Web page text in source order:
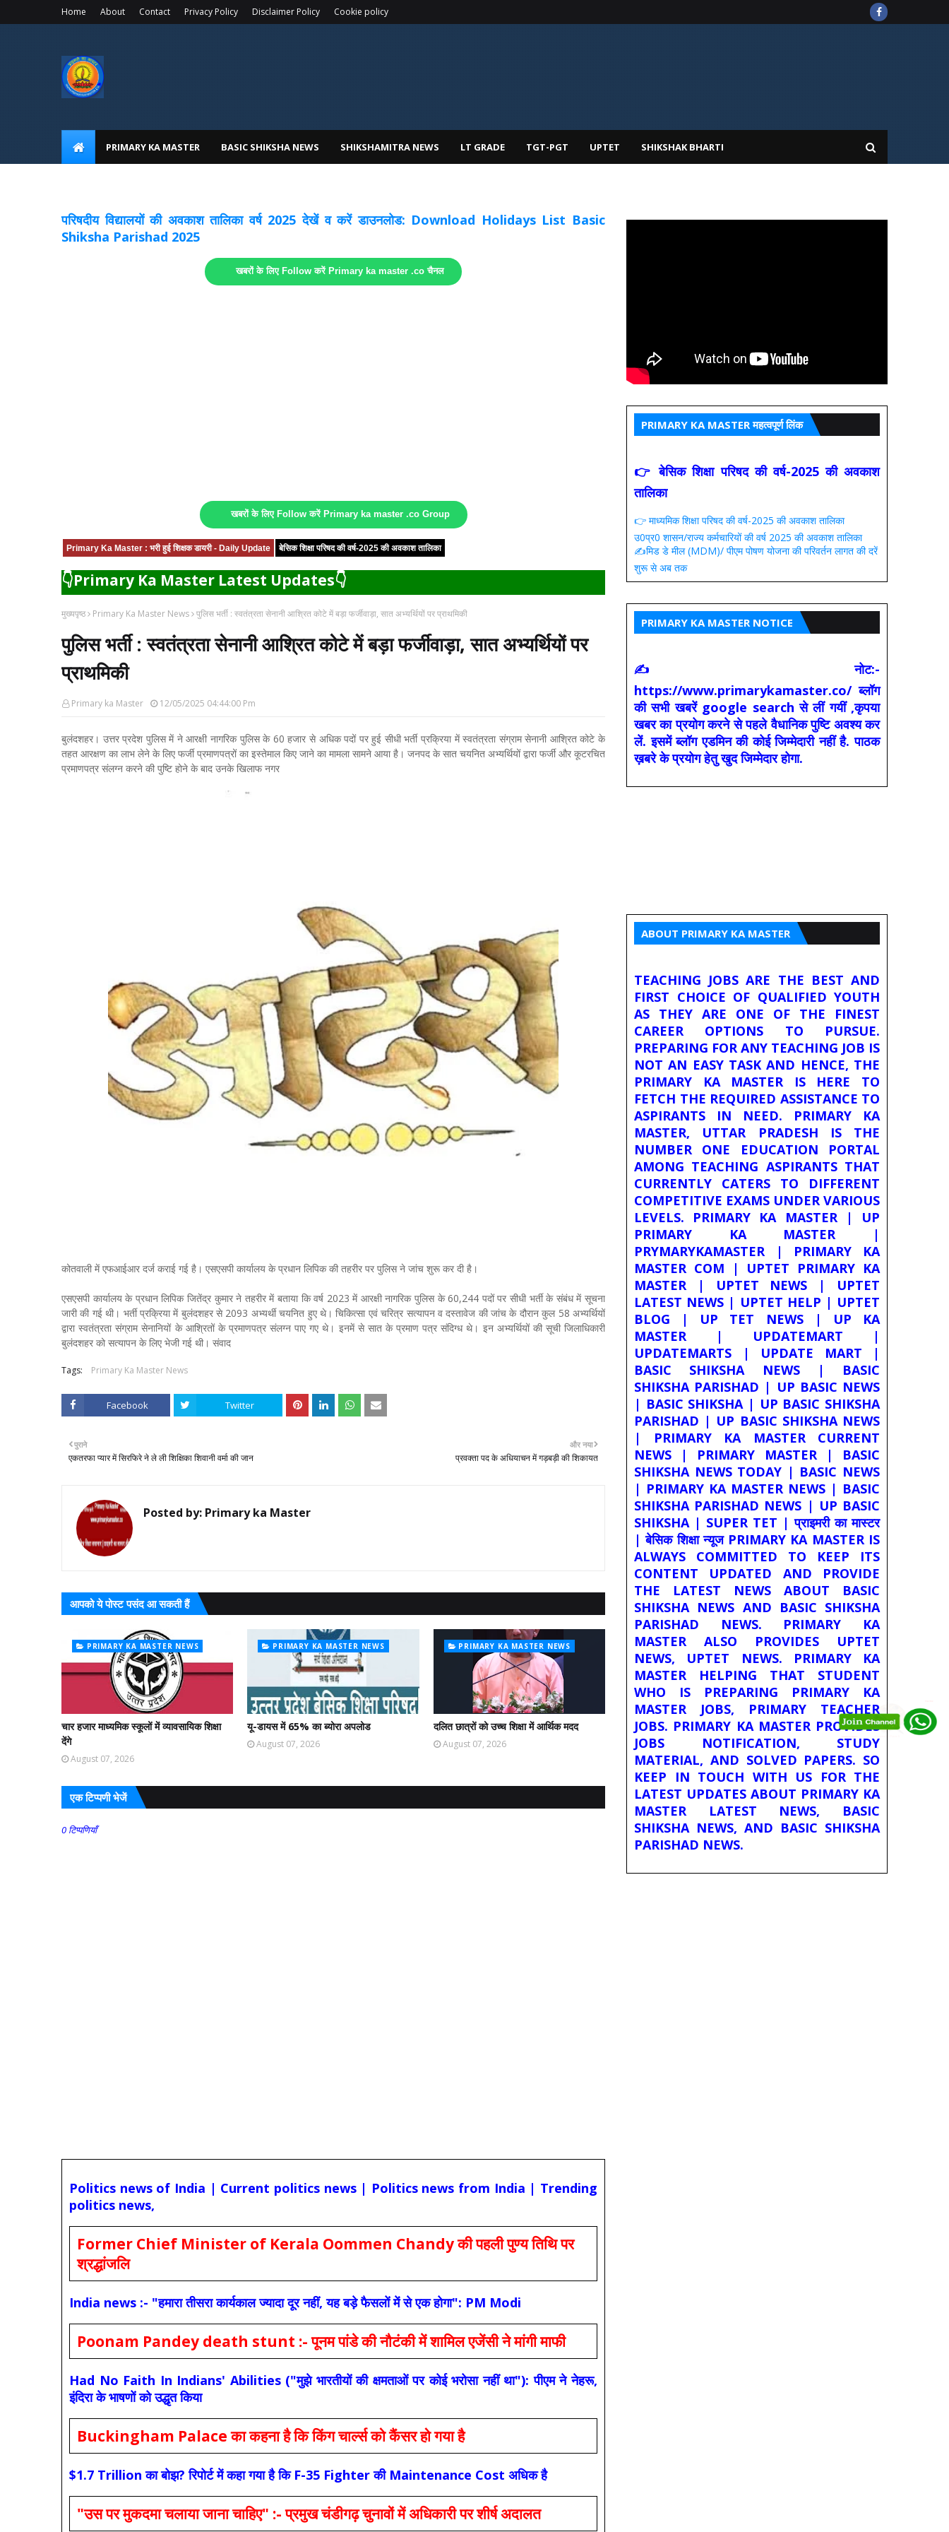
Home About Contact Privacy Policy Disclaimer Policy Cookie policy
PRIMARY KA MASTER BASIC SHIKSHA NEWS SHIKSHAMITRA NEWS LT GRADE TGT-PGT UPTET SHIKSHAK BHARTI
परिषदीय विद्यालयों की अवकाश तालिका वर्ष 2025 देखें व करें डाउनलोड: Download Holidays List Basic
Shiksha Parishad 2025
खबरों के लिए Follow करें Primary ka master .co चैनल
खबरों के लिए Follow करें Primary ka master .co Group
Primary Ka Master : भरी हुई शिक्षक डायरी - Daily Update बेसिक शिक्षा परिषद की वर्ष-2025 की अवकाश तालिका
👇Primary Ka Master Latest Updates👇
मुख्यपृष्ठ Primary Ka Master News पुलिस भर्ती : स्वतंत्रता सेनानी आश्रित कोटे में बड़ा फर्जीवाड़ा, सात अभ्यर्थियों पर प्राथमिकी
पुलिस भर्ती : स्वतंत्रता सेनानी आश्रित कोटे में बड़ा फर्जीवाड़ा, सात अभ्यर्थियों पर
प्राथमिकी
Primary ka Master 12/05/2025 04:44:00 Pm
बुलंदशहर। उत्तर प्रदेश पुलिस में ने आरक्षी नागरिक पुलिस के 60 हजार से अधिक पदों पर हुई सीधी भर्ती प्रक्रिया में स्वतंत्रता संग्राम सेनानी आश्रित कोटे के
तहत आरक्षण का लाभ लेने के लिए फर्जी प्रमाणपत्रों का इस्तेमाल किए जाने का मामला सामने आया है। जनपद के सात चयनित अभ्यर्थियों द्वारा फर्जी और कूटरचित
प्रमाणपत्र संलग्न करने की पुष्टि होने के बाद उनके खिलाफ नगर
कोतवाली में एफआईआर दर्ज कराई गई है। एसएसपी कार्यालय के प्रधान लिपिक की तहरीर पर पुलिस ने जांच शुरू कर दी है।
एसएसपी कार्यालय के प्रधान लिपिक जितेंद्र कुमार ने तहरीर में बताया कि वर्ष 2023 में आरक्षी नागरिक पुलिस के 60,244 पदों पर सीधी भर्ती के संबंध में सूचना
जारी की गई थी। भर्ती प्रक्रिया में बुलंदशहर से 2093 अभ्यर्थी चयनित हुए थे। चिकित्सा एवं चरित्र सत्यापन व दस्तावेज की जांच के दौरान कुल 58 अभ्यर्थियों
द्वारा स्वतंत्रता संग्राम सेनानियों के आश्रितों के प्रमाणपत्र संलग्न पाए गए थे। इनमें से सात के प्रमाण पत्र संदिग्ध थे। इन अभ्यर्थियों की सूची जिलाधिकारी
बुलंदशहर को सत्यापन के लिए भेजी गई थी। संवाद
Tags: Primary Ka Master News
Facebook Twitter
और नया
प्रवक्ता पद के अधियाचन में गड़बड़ी की शिकायत
पुराने
एकतरफा प्यार में सिरफिरे ने ले ली शिक्षिका शिवानी वर्मा की जान
Posted by: Primary ka Master
आपको ये पोस्ट पसंद आ सकती हैं
PRIMARY KA MASTER NEWS
चार हजार माध्यमिक स्कूलों में व्यावसायिक शिक्षा
देंगे
August 07, 2026
PRIMARY KA MASTER NEWS
यू-डायस में 65% का ब्योरा अपलोड
August 07, 2026
PRIMARY KA MASTER NEWS
दलित छात्रों को उच्च शिक्षा में आर्थिक मदद
August 07, 2026
एक टिप्पणी भेजें
0 टिप्पणियाँ
Politics news of India | Current politics news | Politics news from India | Trending
politics news,
Former Chief Minister of Kerala Oommen Chandy की पहली पुण्य तिथि पर
श्रद्धांजलि
India news :- "हमारा तीसरा कार्यकाल ज्यादा दूर नहीं, यह बड़े फैसलों में से एक होगा": PM Modi
Poonam Pandey death stunt :- पूनम पांडे की नौटंकी में शामिल एजेंसी ने मांगी माफी
Had No Faith In Indians' Abilities ("मुझे भारतीयों की क्षमताओं पर कोई भरोसा नहीं था"): पीएम ने नेहरू,
इंदिरा के भाषणों को उद्धृत किया
Buckingham Palace का कहना है कि किंग चार्ल्स को कैंसर हो गया है
$1.7 Trillion का बोझ? रिपोर्ट में कहा गया है कि F-35 Fighter की Maintenance Cost अधिक है
"उस पर मुकदमा चलाया जाना चाहिए" :- प्रमुख चंडीगढ़ चुनावों में अधिकारी पर शीर्ष अदालत
PRIMARY KA MASTER महत्वपूर्ण लिंक
👉 बेसिक शिक्षा परिषद की वर्ष-2025 की अवकाश
तालिका
👉 माध्यमिक शिक्षा परिषद की वर्ष-2025 की अवकाश तालिका
उ0प्र0 शासन/राज्य कर्मचारियों की वर्ष 2025 की अवकाश तालिका
✍️मिड डे मील (MDM)/ पीएम पोषण योजना की परिवर्तन लागत की दरें
शुरू से अब तक
PRIMARY KA MASTER NOTICE
✍ नोट:-
https://www.primarykamaster.co/ ब्लॉग
की सभी खबरें google search से लीं गयीं ,कृपया
खबर का प्रयोग करने से पहले वैधानिक पुष्टि अवश्य कर
लें. इसमें ब्लॉग एडमिन की कोई जिम्मेदारी नहीं है. पाठक
ख़बरे के प्रयोग हेतु खुद जिम्मेदार होगा.
ABOUT PRIMARY KA MASTER
TEACHING JOBS ARE THE BEST AND
FIRST CHOICE OF QUALIFIED YOUTH
AS THEY ARE ONE OF THE FINEST
CAREER OPTIONS TO PURSUE.
PREPARING FOR ANY TEACHING JOB IS
NOT AN EASY TASK AND HENCE, THE
PRIMARY KA MASTER IS HERE TO
FETCH THE REQUIRED ASSISTANCE TO
ASPIRANTS IN NEED. PRIMARY KA
MASTER, UTTAR PRADESH IS THE
NUMBER ONE EDUCATION PORTAL
AMONG TEACHING ASPIRANTS THAT
CURRENTLY CATERS TO DIFFERENT
COMPETITIVE EXAMS UNDER VARIOUS
LEVELS. PRIMARY KA MASTER | UP
PRIMARY KA MASTER |
PRYMARYKAMASTER | PRIMARY KA
MASTER COM | UPTET PRIMARY KA
MASTER | UPTET NEWS | UPTET
LATEST NEWS | UPTET HELP | UPTET
BLOG | UP TET NEWS | UP KA
MASTER | UPDATEMART |
UPDATEMARTS | UPDATE MART |
BASIC SHIKSHA NEWS | BASIC
SHIKSHA PARISHAD | UP BASIC NEWS
| BASIC SHIKSHA | UP BASIC SHIKSHA
PARISHAD | UP BASIC SHIKSHA NEWS
| PRIMARY KA MASTER CURRENT
NEWS | PRIMARY MASTER | BASIC
SHIKSHA NEWS TODAY | BASIC NEWS
| PRIMARY KA MASTER NEWS | BASIC
SHIKSHA PARISHAD NEWS | UP BASIC
SHIKSHA | SUPER TET | प्राइमरी का मास्टर
| बेसिक शिक्षा न्यूज PRIMARY KA MASTER IS
ALWAYS COMMITTED TO KEEP ITS
CONTENT UPDATED AND PROVIDE
THE LATEST NEWS ABOUT BASIC
SHIKSHA NEWS AND BASIC SHIKSHA
PARISHAD NEWS. PRIMARY KA
MASTER ALSO PROVIDES UPTET
NEWS, UPTET NEWS. PRIMARY KA
MASTER HELPING THAT STUDENT
WHO IS PREPARING PRIMARY KA
MASTER JOBS, PRIMARY TEACHER
JOBS. PRIMARY KA MASTER PROVIDES
JOBS NOTIFICATION, STUDY
MATERIAL, AND SOLVED PAPERS. SO
KEEP IN TOUCH WITH US FOR THE
LATEST UPDATES ABOUT PRIMARY KA
MASTER LATEST NEWS, BASIC
SHIKSHA NEWS, AND BASIC SHIKSHA
PARISHAD NEWS.